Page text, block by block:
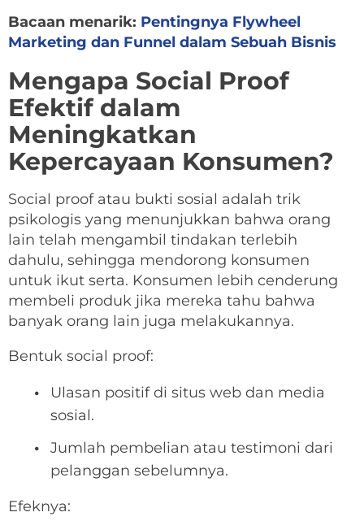
Bacaan menarik: Pentingnya Flywheel
Marketing dan Funnel dalam Sebuah Bisnis
Mengapa Social Proof
Efektif dalam
Meningkatkan
Kepercayaan Konsumen?
Social proof atau bukti sosial adalah trik
psikologis yang menunjukkan bahwa orang
lain telah mengambil tindakan terlebih
dahulu, sehingga mendorong konsumen
untuk ikut serta. Konsumen lebih cenderung
membeli produk jika mereka tahu bahwa
banyak orang lain juga melakukannya.
Bentuk social proof:
Ulasan positif di situs web dan media
sosial.
Jumlah pembelian atau testimoni dari
pelanggan sebelumnya.
Efeknya: